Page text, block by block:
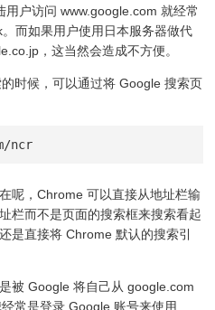
户访问 www.google.com 就经常
而如果用户使用日本服务器做代
，这当然会造成不方便。
时候，可以通过将 Google 搜索页
ncr
呢，Chrome 可以直接从地址栏输
栏而不是页面的搜索框来搜索看起
是直接将 Chrome 默认的搜索引
被 Google 将自己从 google.com
常是登录 Google 账号来使用